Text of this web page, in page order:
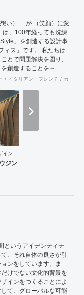
い） が （笑顔）に変
は、100年経っても洗練
」を創造する設計事
ィス」です。 私たちは
とで問題解決を図り、
創造することを～
リティ」は、クライア
いやりの心」、ちょっ
える、何事においても
る、それが「作業人」
リティをデザインす
形になるまで、わくわ
が形になって「喜び」
計から施工期間におけ
ービス～までサポート
イタリアン・フレンチ カフェ
イン
ジン
というアイデンティテ
、それ自体の良さが引
ンをしています。ま
けでない文化的背景を
インをつくることによ
て、グローバルな可能